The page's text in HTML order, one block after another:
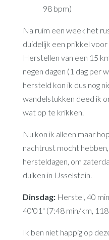
98 bpm)
Na ruim een week het
duidelijk een prikkel
Herstellen van een 15
negen dagen (1 dag per
hersteld kon ik dus nog
wandelstukken deed ik
wat op te krikken.
Nu kon ik alleen maar
nachtrust mocht
hersteldagen, om
duiken in IJsselstein.
Dinsdag:Herstel, 40
40'01" (7:48 min/km, 118
Ik ben niet happig op